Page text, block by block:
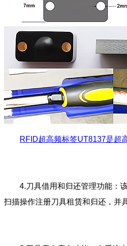
RFID超高频标签UT8137是超
4.刀具借用和归还管理功能：该
扫描操作注册刀具租赁和归还，并